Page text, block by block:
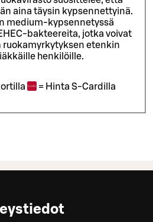
aina täysin kypsennettyinä.
medium-kypsennetyssä
bakteereita, jotka voivat
ruokamyrkytyksen etenkin
henkilöille.
= Hinta S-Cardilla